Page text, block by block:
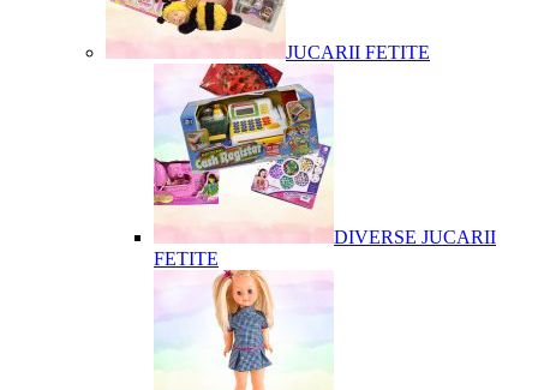
JUCARII FETITE
DIVERSE JUCARII
FETITE